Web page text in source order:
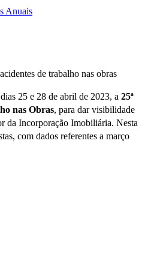
Anuais
de trabalho nas obras
25 e 28 de abril de 2023, a 25ª
nas Obras, para dar visibilidade
da Incorporação Imobiliária. Nesta
com dados referentes a março